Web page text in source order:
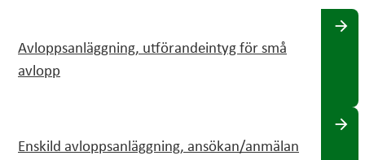
Avloppsanläggning, utförandeintyg för små
avlopp
arrow_forward
Enskild avloppsanläggning, ansökan/anmälan
arrow_forward